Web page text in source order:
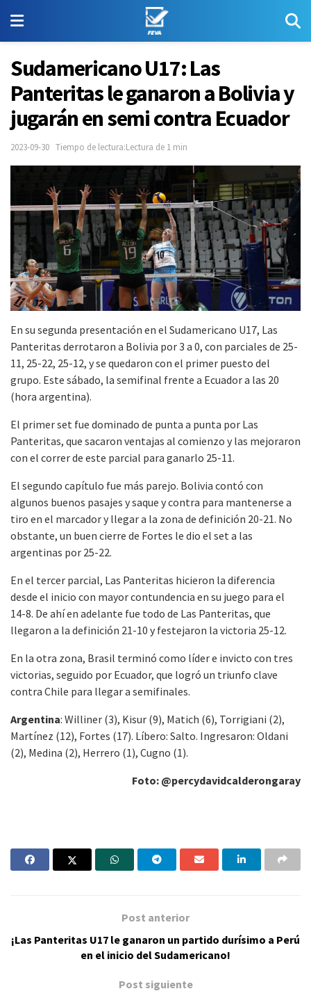
Sudamericano U17: Las
Panteritas le ganaron a Bolivia y
jugarán en semi contra Ecuador
2023-09-30 Tiempo de lectura:Lectura de 1 min
En su segunda presentación en el Sudamericano U17, Las
Panteritas derrotaron a Bolivia por 3 a 0, con parciales de 25-
11, 25-22, 25-12, y se quedaron con el primer puesto del
grupo. Este sábado, la semifinal frente a Ecuador a las 20
(hora argentina).
El primer set fue dominado de punta a punta por Las
Panteritas, que sacaron ventajas al comienzo y las mejoraron
con el correr de este parcial para ganarlo 25-11.
El segundo capítulo fue más parejo. Bolivia contó con
algunos buenos pasajes y saque y contra para mantenerse a
tiro en el marcador y llegar a la zona de definición 20-21. No
obstante, un buen cierre de Fortes le dio el set a las
argentinas por 25-22.
En el tercer parcial, Las Panteritas hicieron la diferencia
desde el inicio con mayor contundencia en su juego para el
14-8. De ahí en adelante fue todo de Las Panteritas, que
llegaron a la definición 21-10 y festejaron la victoria 25-12.
En la otra zona, Brasil terminó como líder e invicto con tres
victorias, seguido por Ecuador, que logró un triunfo clave
contra Chile para llegar a semifinales.
Argentina: Williner (3), Kisur (9), Matich (6), Torrigiani (2),
Martínez (12), Fortes (17). Líbero: Salto. Ingresaron: Oldani
(2), Medina (2), Herrero (1), Cugno (1).
Foto: @percydavidcalderongaray
Post anterior
¡Las Panteritas U17 le ganaron un partido durísimo a Perú
en el inicio del Sudamericano!
Post siguiente